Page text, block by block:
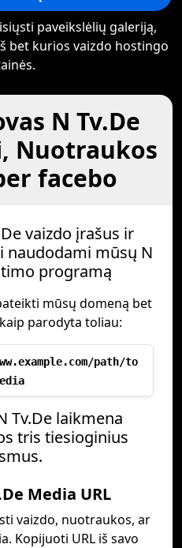
paveikslėlių galeriją,
bet kurios vaizdo hostingo
N Tv.De
Nuotraukos
facebo
vaizdo įrašus ir
naudodami mūsų N
programą
mūsų domeną bet
parodyta toliau:
path/to
Tv.De laikmena
tris tiesioginius
Media URL
vaizdo, nuotraukos, ar
Kopijuoti URL iš savo